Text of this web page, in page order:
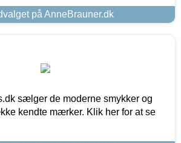
på AnneBrauner.dk
sælger de moderne smykker og
kendte mærker. Klik her for at se